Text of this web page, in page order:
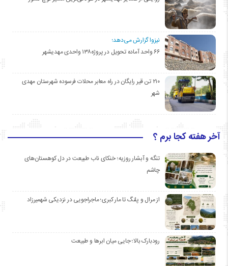
نیزوا گزارش می‌دهد؛
۶۶ واحد آماده تحویل در پروژه۱۳۸ واحدی مهدیشهر
۲۱۰ تن قیر رایگان در راه معابر محلات فرسوده شهرستان مهدی
شهر
آخر هفته کجا برم ؟
تنگه و آبشار روزیه؛ خنکای ناب طبیعت در دل کوهستان‌های
چاشم
از مرال و پلنگ تا مار کبری؛ ماجراجویی در نزدیکی شهمیرزاد
رودبارک بالا؛ جایی میان ابرها و طبیعت